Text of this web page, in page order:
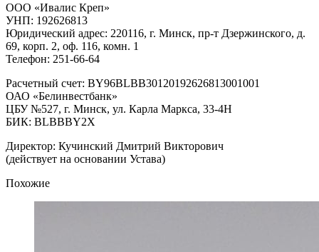
ООО «Ивалис Креп»
УНП: 192626813
Юридический адрес: 220116, г. Минск, пр-т Дзержинского, д.
69, корп. 2, оф. 116, комн. 1
Телефон: 251-66-64
Расчетный счет: BY96BLBB30120192626813001001
ОАО «Белинвестбанк»
ЦБУ №527, г. Минск, ул. Карла Маркса, 33-4Н
БИК: BLBBBY2X
Директор: Кучинский Дмитрий Викторович
(действует на основании Устава)
Похожие